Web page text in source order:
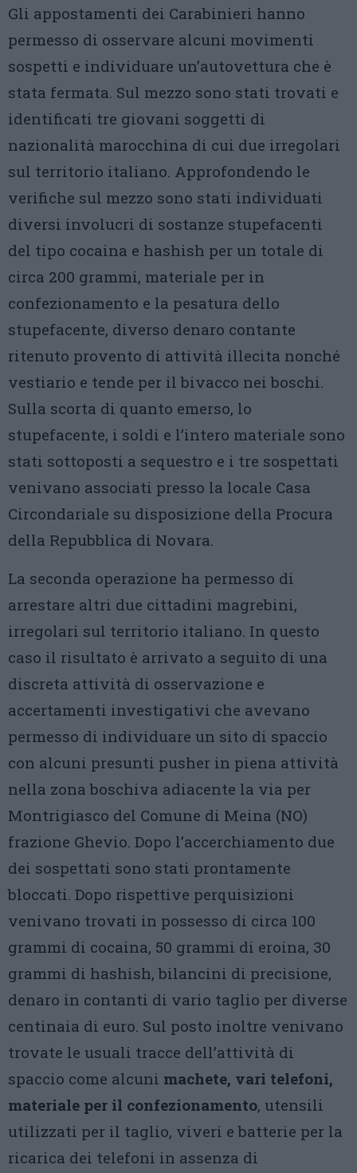
Gli appostamenti dei Carabinieri hanno
permesso di osservare alcuni movimenti
sospetti e individuare un’autovettura che è
stata fermata. Sul mezzo sono stati trovati e
identificati tre giovani soggetti di
nazionalità marocchina di cui due irregolari
sul territorio italiano. Approfondendo le
verifiche sul mezzo sono stati individuati
diversi involucri di sostanze stupefacenti
del tipo cocaina e hashish per un totale di
circa 200 grammi, materiale per in
confezionamento e la pesatura dello
stupefacente, diverso denaro contante
ritenuto provento di attività illecita nonché
vestiario e tende per il bivacco nei boschi.
Sulla scorta di quanto emerso, lo
stupefacente, i soldi e l’intero materiale sono
stati sottoposti a sequestro e i tre sospettati
venivano associati presso la locale Casa
Circondariale su disposizione della Procura
della Repubblica di Novara.
La seconda operazione ha permesso di
arrestare altri due cittadini magrebini,
irregolari sul territorio italiano. In questo
caso il risultato è arrivato a seguito di una
discreta attività di osservazione e
accertamenti investigativi che avevano
permesso di individuare un sito di spaccio
con alcuni presunti pusher in piena attività
nella zona boschiva adiacente la via per
Montrigiasco del Comune di Meina (NO)
frazione Ghevio. Dopo l’accerchiamento due
dei sospettati sono stati prontamente
bloccati. Dopo rispettive perquisizioni
venivano trovati in possesso di circa 100
grammi di cocaina, 50 grammi di eroina, 30
grammi di hashish, bilancini di precisione,
denaro in contanti di vario taglio per diverse
centinaia di euro. Sul posto inoltre venivano
trovate le usuali tracce dell’attività di
spaccio come alcuni machete, vari telefoni,
materiale per il confezionamento, utensili
utilizzati per il taglio, viveri e batterie per la
ricarica dei telefoni in assenza di